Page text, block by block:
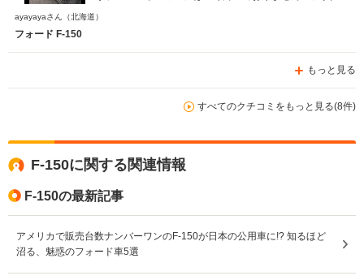
良くないし車高が高くて乗り降りしづらく、女性や小さな
ウトドア派の方ならばこの車の良い所を100%引き出せる
のではないかな？と思われます！
ayayayaさん （北海道）
フォード F-150
もっと見る
すべてのクチコミをもっと見る(8件)
F-150に関する関連情報
F-150の最新記事
アメリカで販売台数ナンバーワンのF-150が日本の公用車に!? 知るほど
沼る、魅惑のフォード車5選